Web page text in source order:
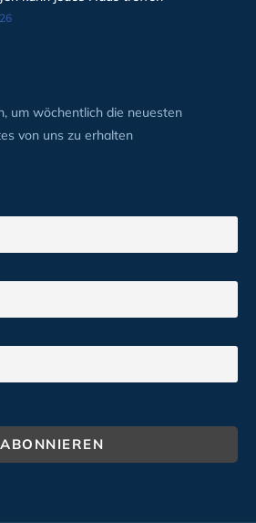
um wöchentlich die neuesten
von uns zu erhalten